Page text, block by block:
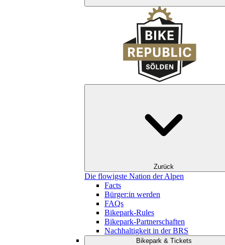
Zurück
Die flowigste Nation der Alpen
Facts
Bürger:in werden
FAQs
Bikepark-Rules
Bikepark-Partnerschaften
Nachhaltigkeit in der BRS
Bikepark & Tickets